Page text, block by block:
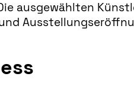
ausgewählten